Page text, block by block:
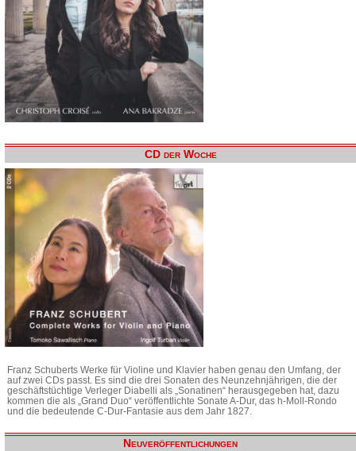
CD der Woche
Franz Schuberts Werke für Violine und Klavier haben genau den Umfang, der
auf zwei CDs passt. Es sind die drei Sonaten des Neunzehnjährigen, die der
geschäftstüchtige Verleger Diabelli als „Sonatinen“ herausgegeben hat, dazu
kommen die als „Grand Duo“ veröffentlichte Sonate A-Dur, das h-Moll-Rondo
und die bedeutende C-Dur-Fantasie aus dem Jahr 1827.
Neuveröffentlichungen